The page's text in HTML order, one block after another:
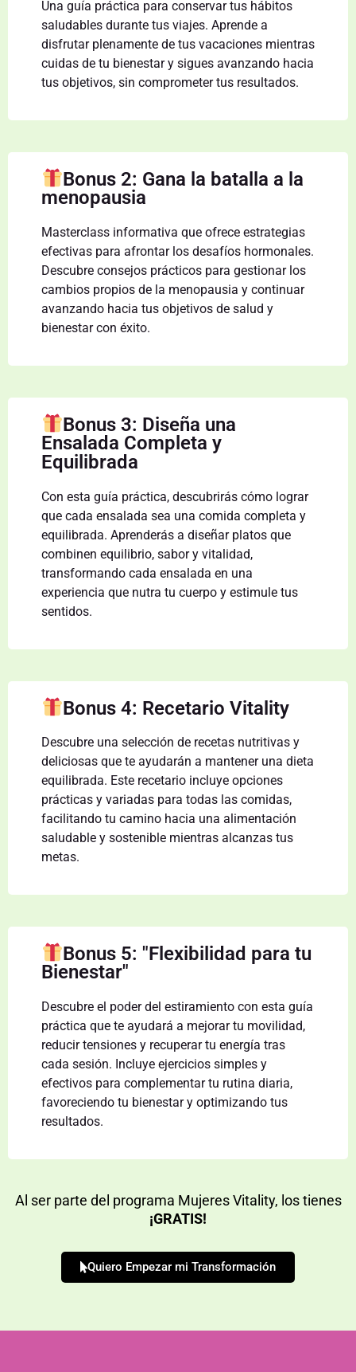
Una guía práctica para conservar tus hábitos
saludables durante tus viajes. Aprende a
disfrutar plenamente de tus vacaciones mientras
cuidas de tu bienestar y sigues avanzando hacia
tus objetivos, sin comprometer tus resultados.
Bonus 2: Gana la batalla a la
menopausia
Masterclass informativa que ofrece estrategias
efectivas para afrontar los desafíos hormonales.
Descubre consejos prácticos para gestionar los
cambios propios de la menopausia y continuar
avanzando hacia tus objetivos de salud y
bienestar con éxito.
Bonus 3: Diseña una
Ensalada Completa y
Equilibrada
Con esta guía práctica, descubrirás cómo lograr
que cada ensalada sea una comida completa y
equilibrada. Aprenderás a diseñar platos que
combinen equilibrio, sabor y vitalidad,
transformando cada ensalada en una
experiencia que nutra tu cuerpo y estimule tus
sentidos.
Bonus 4: Recetario Vitality
Descubre una selección de recetas nutritivas y
deliciosas que te ayudarán a mantener una dieta
equilibrada. Este recetario incluye opciones
prácticas y variadas para todas las comidas,
facilitando tu camino hacia una alimentación
saludable y sostenible mientras alcanzas tus
metas.
Bonus 5: "Flexibilidad para tu
Bienestar"
Descubre el poder del estiramiento con esta guía
práctica que te ayudará a mejorar tu movilidad,
reducir tensiones y recuperar tu energía tras
cada sesión. Incluye ejercicios simples y
efectivos para complementar tu rutina diaria,
favoreciendo tu bienestar y optimizando tus
resultados.
Al ser parte del programa Mujeres Vitality, los tienes
¡GRATIS!
Quiero Empezar mi Transformación